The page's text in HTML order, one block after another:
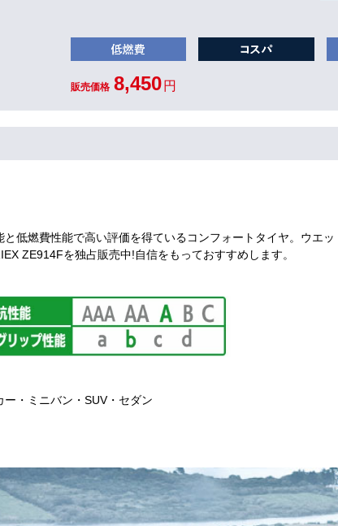
販売価格 8,450 円
低燃費性能で高い評価を得ているコンフォートタイヤ。ウエ
ZE914Fを独占販売中!自信をもっておすすめします。
・ミニバン・SUV・セダン